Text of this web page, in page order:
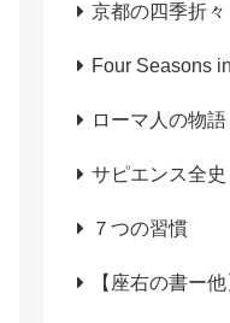
京都の四季折々
Four Seasons
ローマ人の物語
サピエンス全史
７つの習慣
【座右の書ー他